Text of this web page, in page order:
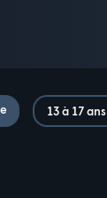
13 à 17 ans